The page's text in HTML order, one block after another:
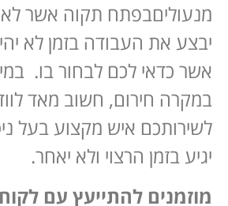
מנעוליםבפתח תקוה אשר לא
יבצע את העבודה בזמן לא
אשר כדאי לכם לבחור בו.
במקרה חירום, חשוב מאד
לשירותכם איש מקצוע בעל
יגיע בזמן הרצוי ולא יאחר.
מוזמנים להתייעץ עם